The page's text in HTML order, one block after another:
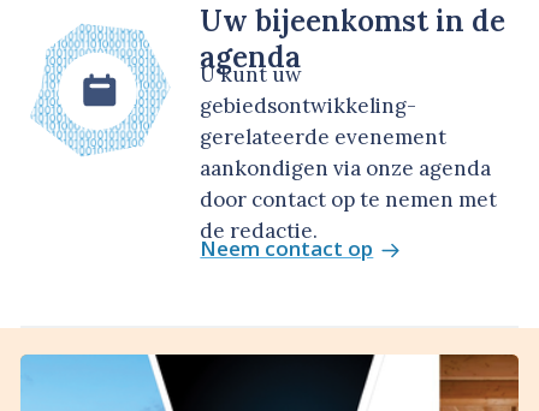
Uw bijeenkomst in de
agenda
U kunt uw
gebiedsontwikkeling-
gerelateerde evenement
aankondigen via onze agenda
door contact op te nemen met
de redactie.
Neem contact op